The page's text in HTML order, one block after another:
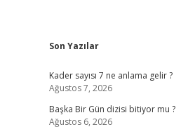
Sidebar
Son Yazılar
Kader sayısı 7 ne anlama gelir ?
Ağustos 7, 2026
Başka Bir Gün dizisi bitiyor mu ?
Ağustos 6, 2026